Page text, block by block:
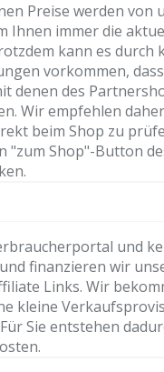
Preise werden von
Ihnen immer die
kann es durch
vorkommen,
denen des
Wir empfehlen
beim Shop zu
"zum Shop"-Button
und
finanzieren wir
Links. Wir
kleine
Sie entstehen